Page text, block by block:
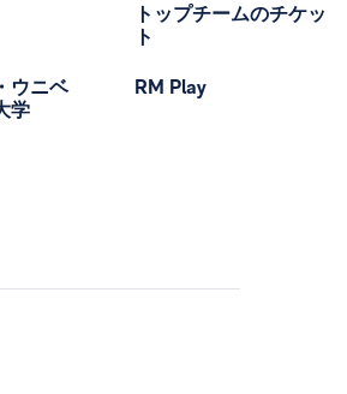
ウニベ
学
トップチームのチケッ
ト
RM Play